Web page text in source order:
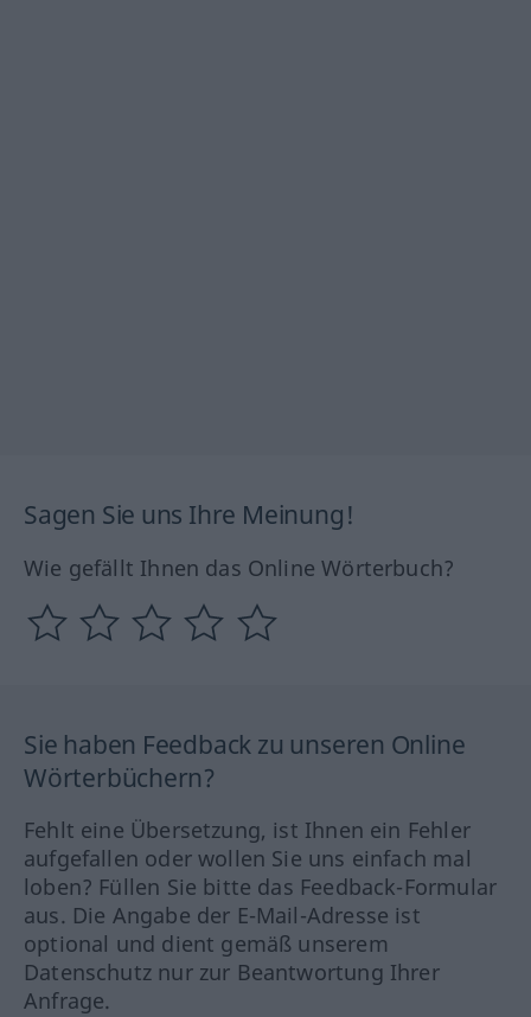
Sagen Sie uns Ihre Meinung!
Wie gefällt Ihnen das Online Wörterbuch?
Sie haben Feedback zu unseren Online
Wörterbüchern?
Fehlt eine Übersetzung, ist Ihnen ein Fehler
aufgefallen oder wollen Sie uns einfach mal
loben? Füllen Sie bitte das Feedback-Formular
aus. Die Angabe der E-Mail-Adresse ist
optional und dient gemäß unserem
Datenschutz nur zur Beantwortung Ihrer
Anfrage.